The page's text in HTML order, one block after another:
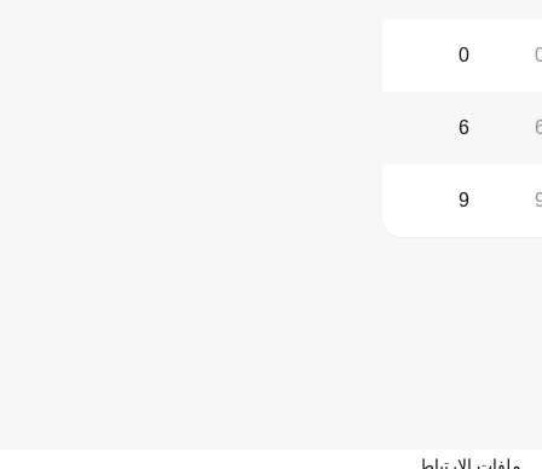
0
6
9
ملفات الارتباط